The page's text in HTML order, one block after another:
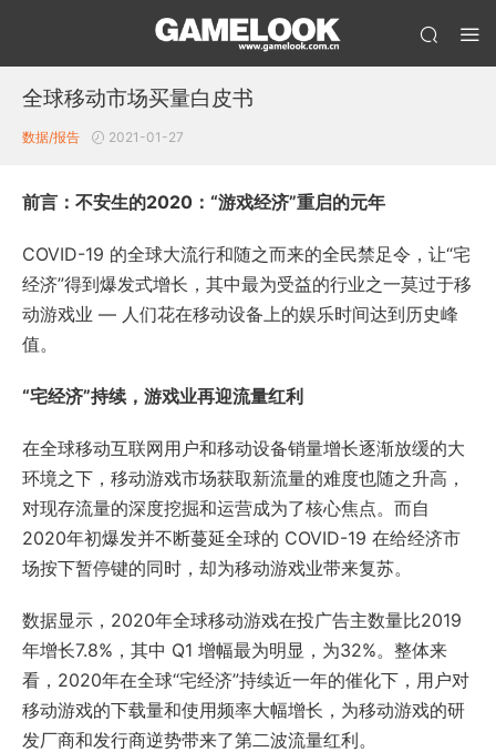
全球移动市场买量白皮书
数据/报告 2021-01-27
前言：不安生的2020：“游戏经济”重启的元年
COVID-19 的全球大流行和随之而来的全民禁足令，让“宅
经济”得到爆发式增长，其中最为受益的行业之一莫过于移
动游戏业 — 人们花在移动设备上的娱乐时间达到历史峰
值。
“宅经济”持续，游戏业再迎流量红利
在全球移动互联网用户和移动设备销量增长逐渐放缓的大
环境之下，移动游戏市场获取新流量的难度也随之升高，
对现存流量的深度挖掘和运营成为了核心焦点。而自
2020年初爆发并不断蔓延全球的 COVID-19 在给经济市
场按下暂停键的同时，却为移动游戏业带来复苏。
数据显示，2020年全球移动游戏在投广告主数量比2019
年增长7.8%，其中 Q1 增幅最为明显，为32%。整体来
看，2020年在全球“宅经济”持续近一年的催化下，用户对
移动游戏的下载量和使用频率大幅增长，为移动游戏的研
发厂商和发行商逆势带来了第二波流量红利。